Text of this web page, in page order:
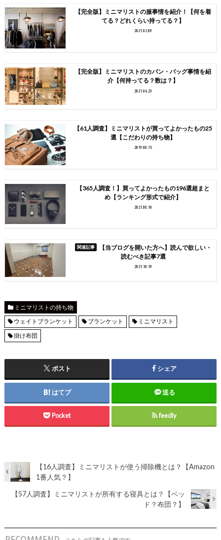
【完全版】ミニマリストの服事情を紹介！【何を着
てる？どれくらい持ってる？】
2021.02.09
【完全版】ミニマリストのカバン・バッグ事情を紹
介【何持ってる？数は？】
2021.06.23
【61人調査】ミニマリストが買ってよかったもの25
選【こだわりの持ち物】
2019.08.15
【365人調査！】買ってよかったもの196選超まと
め【ランキング形式で紹介】
2021.08.10
【当ブログを開いた方へ】読んで欲しい・
読むべき記事7選
2021.10.19
ミニマリストの持ち物
ウェイトブランケット
ブランケット
ミニマリスト
掛け布団
ポスト シェア
はてブ 送る
Pocket feedly
【16人調査】ミニマリストが使う掃除機とは？【Amazon
1番人気？】
【57人調査】ミニマリストが所有する寝具とは？【ベッ
ド？布団？】